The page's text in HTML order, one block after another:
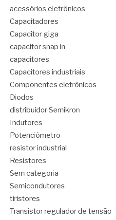
acessórios eletrônicos
Capacitadores
Capacitor giga
capacitor snap in
capacitores
Capacitores industriais
Componentes eletrônicos
Diodos
distribuidor Semikron
Indutores
Potenciômetro
resistor industrial
Resistores
Sem categoria
Semicondutores
tiristores
Transistor regulador de tensão